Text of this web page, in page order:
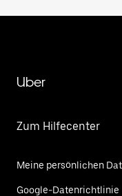
Uber
Zum Hilfecenter
Meine persönlichen
Google-Datenrichtlinie